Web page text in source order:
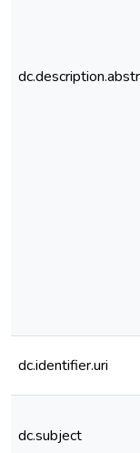
dc.identifier.uri
dc.subject